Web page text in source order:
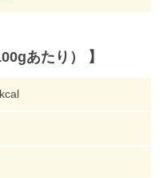
あたり） 】